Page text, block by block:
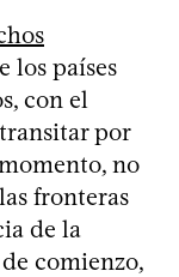
los países
con el
por
no
fronteras
de la
comienzo,